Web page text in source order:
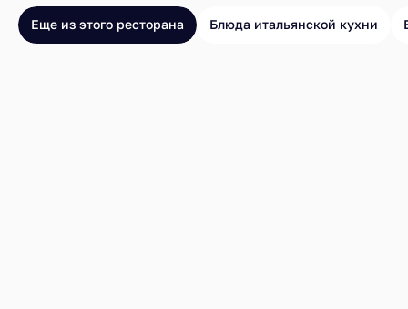
Еще из этого ресторана Блюда итальянской кухни